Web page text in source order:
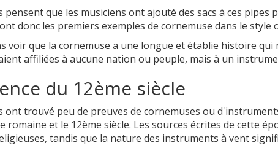
pensent que les musiciens ont ajouté des sacs à ces pipes
donc les premiers exemples de cornemuse dans le
voir que la cornemuse a une longue et établie histoire qui
affiliées à aucune nation ou peuple, mais à un
du 12ème siècle
ont trouvé peu de preuves de cornemuses ou
romaine et le 12ème siècle. Les sources écrites de cette
tandis que la nature des instruments à vent